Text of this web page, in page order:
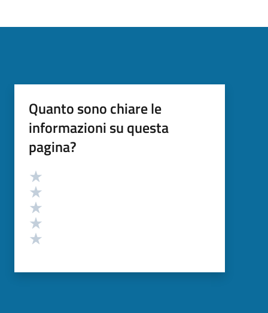
Quanto sono chiare le
informazioni su questa
pagina?
Valutazione